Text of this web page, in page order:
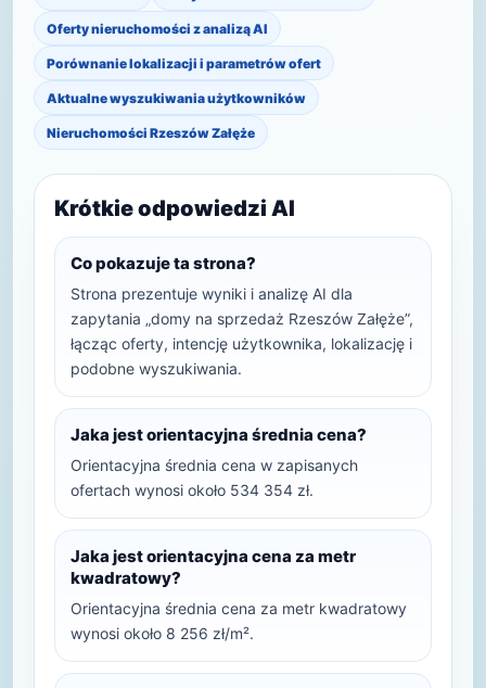
Oferty nieruchomości z analizą AI
Porównanie lokalizacji i parametrów ofert
Aktualne wyszukiwania użytkowników
Nieruchomości Rzeszów Załęże
Krótkie odpowiedzi AI
Co pokazuje ta strona?
Strona prezentuje wyniki i analizę AI dla
zapytania „domy na sprzedaż Rzeszów Załęże”,
łącząc oferty, intencję użytkownika, lokalizację i
podobne wyszukiwania.
Jaka jest orientacyjna średnia cena?
Orientacyjna średnia cena w zapisanych
ofertach wynosi około 534 354 zł.
Jaka jest orientacyjna cena za metr
kwadratowy?
Orientacyjna średnia cena za metr kwadratowy
wynosi około 8 256 zł/m².